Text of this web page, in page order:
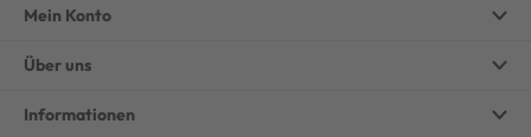
Mein Konto
Über uns
Informationen